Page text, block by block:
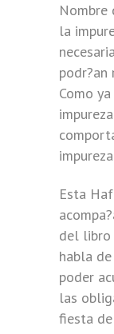
Nombre
la
podr?an
Como
Esta
del libro
habla
poder
las
fiesta